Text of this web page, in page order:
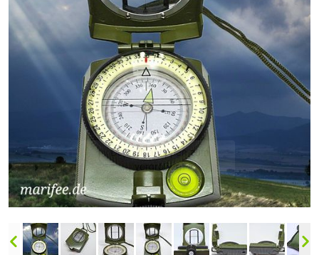
Doppelt antippen zum
vergrößern